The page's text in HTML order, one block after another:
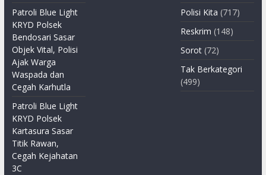
Patroli Blue Light
KRYD Polsek
Bendosari Sasar
Objek Vital, Polisi
Ajak Warga
Waspada dan
Cegah Karhutla
Patroli Blue Light
KRYD Polsek
Kartasura Sasar
Titik Rawan,
Cegah Kejahatan
3C
Polisi Kita (717)
Reskrim (148)
Sorot (72)
Tak Berkategori
(499)